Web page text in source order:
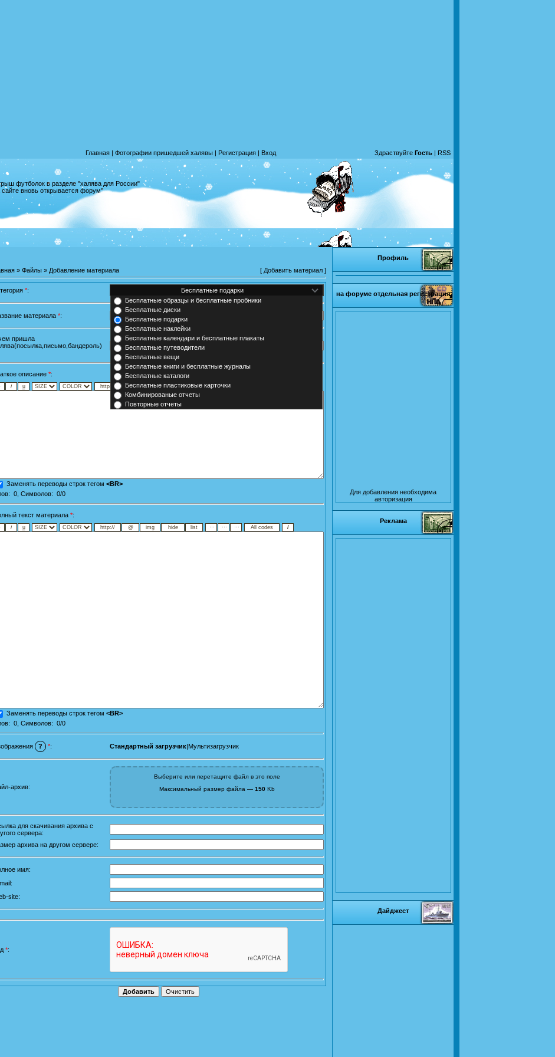
Главная | Фотографии пришедшей халявы | Регистрация | Вход Здраствуйте Гость | RSS
футболок в разделе "халява для России"
сайте вновь открывается форум"
» Файлы » Добавление материала [ Добавить материал ]
*:
Бесплатные образцы и бесплатные пробники
Бесплатные диски
Бесплатные подарки
Бесплатные наклейки
Бесплатные календари и бесплатные плакаты
Бесплатные путеводители
Бесплатные вещи
Бесплатные книги и бесплатные журналы
Бесплатные каталоги
Бесплатные пластиковые карточки
Комбинированые отчеты
Повторные отчеты
материала *:
пришла
описание *:
Заменять переводы строк тегом <BR>
0 , Символов: 0/0
текст материала *:
Заменять переводы строк тегом <BR>
0 , Символов: 0/0
? *: Стандартный загрузчик|Мультизагрузчик
архив:
Выберите или перетащите файл в это поле
Максимальный размер файла — 150Kb
для скачивания архива с
сервера:
архива на другом сервере:
имя:
site:
*:
Профиль
на форуме отдельная регистрация
Для добавления необходима
авторизация
Реклама
Дайджест